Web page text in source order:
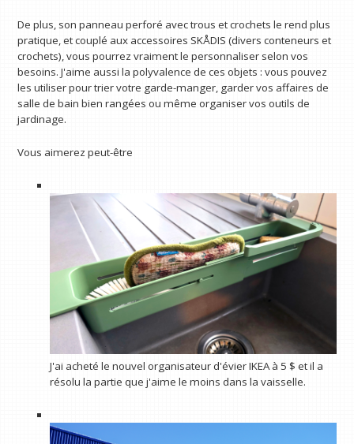
De plus, son panneau perforé avec trous et crochets le rend plus
pratique, et couplé aux accessoires SKÅDIS (divers conteneurs et
crochets), vous pourrez vraiment le personnaliser selon vos
besoins. J'aime aussi la polyvalence de ces objets : vous pouvez
les utiliser pour trier votre garde-manger, garder vos affaires de
salle de bain bien rangées ou même organiser vos outils de
jardinage.
Vous aimerez peut-être
J'ai acheté le nouvel organisateur d'évier IKEA à 5 $ et il a
résolu la partie que j'aime le moins dans la vaisselle.